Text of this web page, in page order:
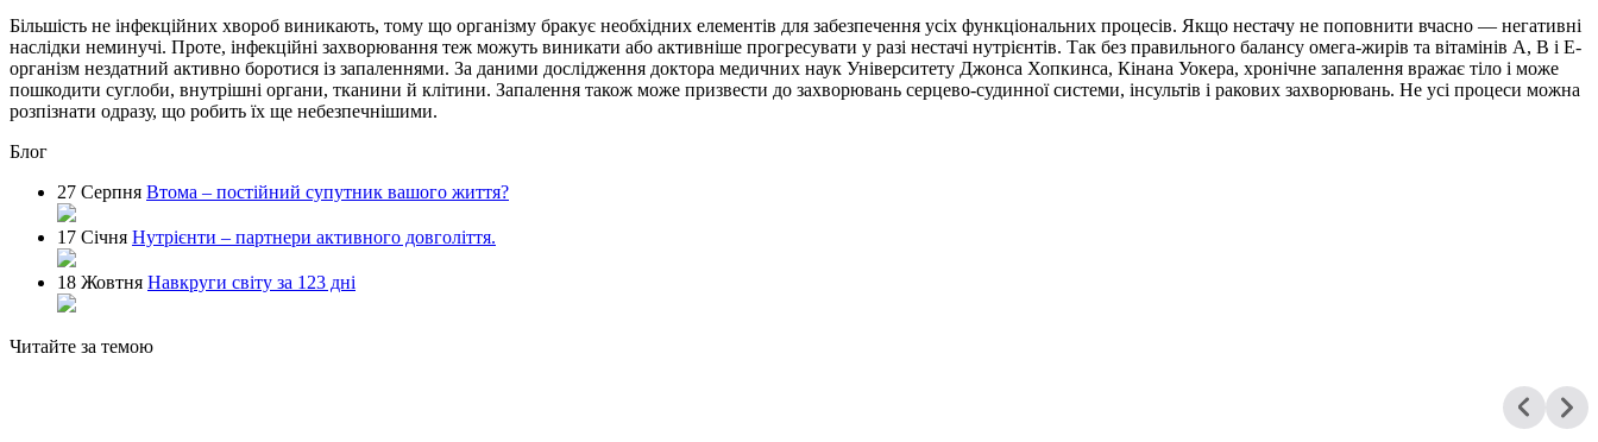
Більшість не інфекційних хвороб виникають, тому що організму бракує необхідних елементів для забезпечення усіх функціональних процесів. Якщо нестачу не поповнити вчасно — негативні
наслідки неминучі. Проте, інфекційні захворювання теж можуть виникати або активніше прогресувати у разі нестачі нутрієнтів. Так без правильного балансу омега-жирів та вітамінів А, В і Е-
організм нездатний активно боротися із запаленнями. За даними дослідження доктора медичних наук Університету Джонса Хопкинса, Кінана Уокера, хронічне запалення вражає тіло і може
пошкодити суглоби, внутрішні органи, тканини й клітини. Запалення також може призвести до захворювань серцево-судинної системи, інсультів і ракових захворювань. Не усі процеси можна
розпізнати одразу, що робить їх ще небезпечнішими.
Блог
27 Серпня Втома – постійний супутник вашого життя?
17 Січня Нутрієнти – партнери активного довголіття.
18 Жовтня Навкруги світу за 123 дні
Читайте за темою